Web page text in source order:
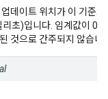
데이트 위치가 이 기준
초)입니다. 임계값이 0
것으로 간주되지 않습니